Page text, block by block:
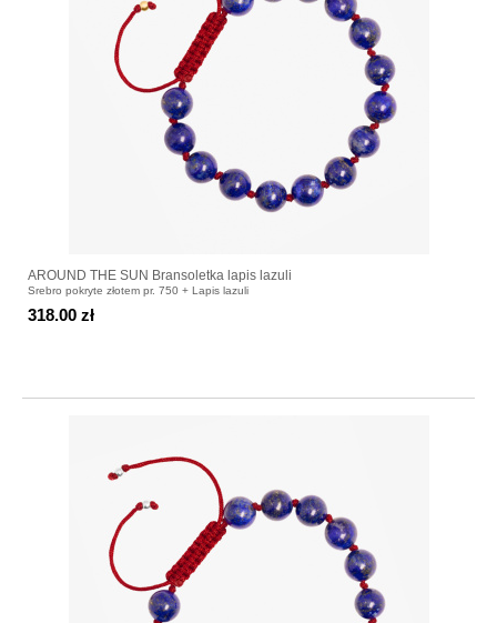
AROUND THE SUN Bransoletka lapis lazuli
Srebro pokryte złotem pr. 750 + Lapis lazuli
318.00 zł